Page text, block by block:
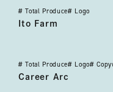
いとうふぁーむ
Ito Farm
# Total Produce# Logo
キャリア・アーク
Career Arc
# Total Produce# Logo#